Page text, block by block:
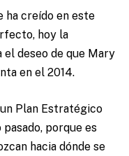
ha creído en este
hoy la
deseo de que Mary
en el 2014.
Plan Estratégico
porque es
hacia dónde se